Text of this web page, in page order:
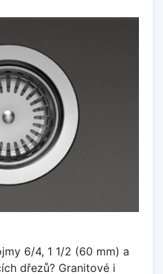
6/4, 1 1/2 (60 mm) a
dřezů? Granitové i